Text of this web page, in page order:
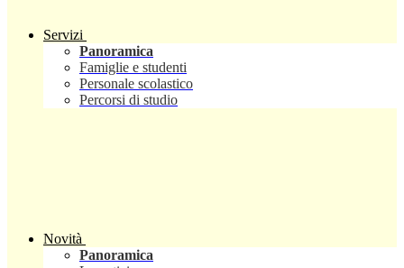
Servizi
Panoramica
Famiglie e studenti
Personale scolastico
Percorsi di studio
Novità
Panoramica